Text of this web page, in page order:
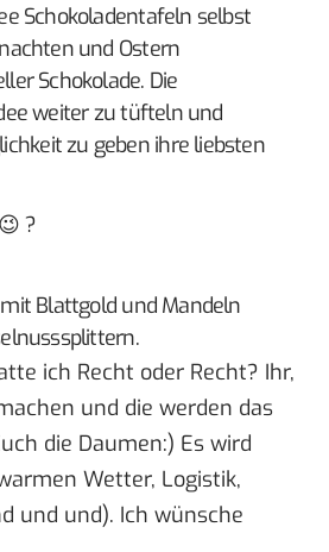
Schokoladentafeln selbst
und Ostern
Schokolade. Die
weiter zu tüfteln und
zu geben ihre liebsten
?
Blattgold und Mandeln
ich Recht oder Recht? Ihr,
und die werden das
die Daumen:) Es wird
Wetter, Logistik,
und und). Ich wünsche